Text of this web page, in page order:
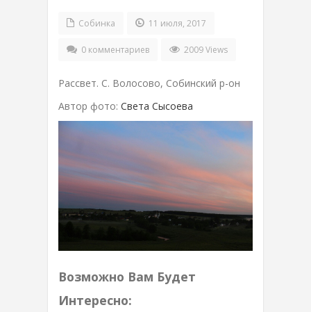
Собинка 11 июля, 2017
0 комментариев 2009 Views
Рассвет. С. Волосово, Собинский р-он
Автор фото: Света Сысоева
Возможно Вам Будет
Интересно: